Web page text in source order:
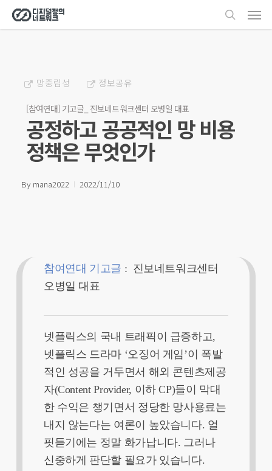
Skip
to
search
망중립성 정보공유
[참여연대] 기고글_ 진보네트워크센터 오병일 대표
공정하고 공공적인 망 비용
정책은 무엇인가
By mana2022 2022/11/10
참여연대 기고글 : 진보네트워크센터
오병일 대표
넷플릭스의 국내 트래픽이 급증하고,
넷플릭스 드라마 ‘오징어 게임’이 폭발
적인 성공을 거두면서 해외 콘텐츠제공
자(Content Provider, 이하 CP)들이 막대
한 수익은 챙기면서 정당한 망사용료는
내지 않는다는 여론이 높았습니다. 얼
핏듣기에는 정말 화가납니다. 그러나
신중하게 판단할 필요가 있습니다.